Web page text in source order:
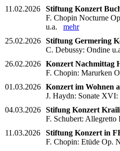
11.02.2026
Stiftung Konzert
F. Chopin Nocturne
u.a. mehr
25.02.2026 Stiftung Germering
C. Debussy: Ondine
26.02.2026 Konzert Nachmittag
F. Chopin: Marurken
01.03.2026 Konzert im Wohnen
J. Haydn: Sonate
04.03.2026 Stifung Konzert
F. Schubert:
11.03.2026
Stiftung Konzert in
F. Chopin: Etüde Op.